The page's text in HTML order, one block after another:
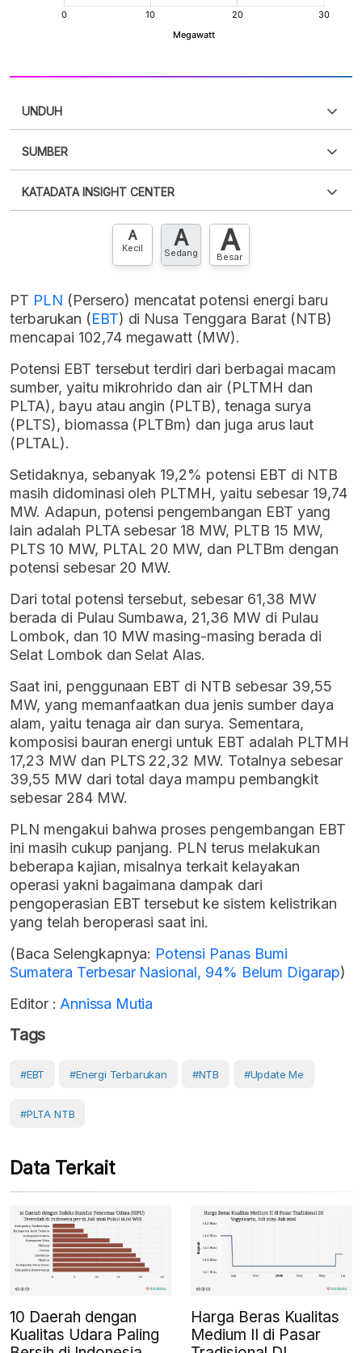
UNDUH
XLS
SUMBER
punya akun?Silakan Daftar sekarang
KATADATA INSIGHT CENTER
Hubungi sekarang »
A
Kecil A
Sedang A
Besar
PT PLN (Persero) mencatat potensi energi baru
terbarukan (EBT) di Nusa Tenggara Barat (NTB)
mencapai 102,74 megawatt (MW).
Potensi EBT tersebut terdiri dari berbagai macam
sumber, yaitu mikrohrido dan air (PLTMH dan
PLTA), bayu atau angin (PLTB), tenaga surya
(PLTS), biomassa (PLTBm) dan juga arus laut
(PLTAL).
Setidaknya, sebanyak 19,2% potensi EBT di NTB
masih didominasi oleh PLTMH, yaitu sebesar 19,74
MW. Adapun, potensi pengembangan EBT yang
lain adalah PLTA sebesar 18 MW, PLTB 15 MW,
PLTS 10 MW, PLTAL 20 MW, dan PLTBm dengan
potensi sebesar 20 MW.
Dari total potensi tersebut, sebesar 61,38 MW
berada di Pulau Sumbawa, 21,36 MW di Pulau
Lombok, dan 10 MW masing-masing berada di
Selat Lombok dan Selat Alas.
Saat ini, penggunaan EBT di NTB sebesar 39,55
MW, yang memanfaatkan dua jenis sumber daya
alam, yaitu tenaga air dan surya. Sementara,
komposisi bauran energi untuk EBT adalah PLTMH
17,23 MW dan PLTS 22,32 MW. Totalnya sebesar
39,55 MW dari total daya mampu pembangkit
sebesar 284 MW.
PLN mengakui bahwa proses pengembangan EBT
ini masih cukup panjang. PLN terus melakukan
beberapa kajian, misalnya terkait kelayakan
operasi yakni bagaimana dampak dari
pengoperasian EBT tersebut ke sistem kelistrikan
yang telah beroperasi saat ini.
(Baca Selengkapnya: Potensi Panas Bumi
Sumatera Terbesar Nasional, 94% Belum Digarap)
Editor : Annissa Mutia
Tags
#EBT #Energi Terbarukan #NTB #Update Me
#PLTA NTB
Data Terkait
10 Daerah dengan
Kualitas Udara Paling
Harga Beras Kualitas
Medium II di Pasar